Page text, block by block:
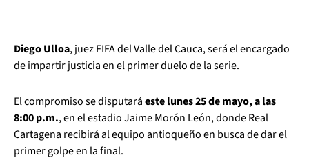
Diego Ulloa, juez FIFA del Valle del Cauca, será el encargado
de impartir justicia en el primer duelo de la serie.
El compromiso se disputaráeste lunes 25 de mayo, a las
8:00 p.m., en el estadio Jaime Morón León, donde Real
Cartagena recibirá al equipo antioqueño en busca de dar el
primer golpe en la final.